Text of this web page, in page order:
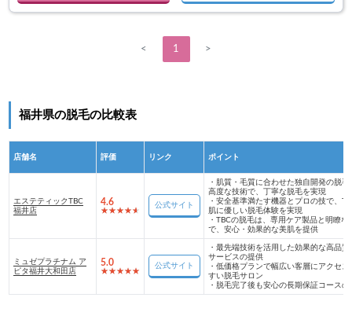
< 1 >
福井県の脱毛の比較表
店舗名 評価 リンク ポイント
エステティックTBC
福井店
4.6 公式サイト
・ 肌質・毛質に合わせた独自開発の脱毛
高度な技術で、丁寧な脱毛を実現
・安全基準満たす機器とプロの技で、
肌に優しい脱毛体験を実現
・TBCの脱毛は、専用ケア製品と明瞭な
で、安心・効果的な美肌を提供
ミュゼプラチナム ア
ピタ福井大和田店
5.0 公式サイト
・最先端技術を活用した効果的な高品質
サービスの提供
・低価格プランで幅広い客層にアクセス
すい脱毛サロン
・ 脱毛完了後も安心の長期保証コースの